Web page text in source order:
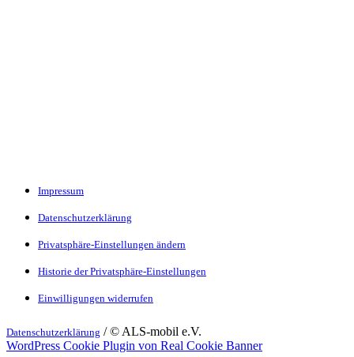
Impressum
Datenschutzerklärung
Privatsphäre-Einstellungen ändern
Historie der Privatsphäre-Einstellungen
Einwilligungen widerrufen
Datenschutzerklärung / © ALS-mobil e.V.
WordPress Cookie Plugin von Real Cookie Banner